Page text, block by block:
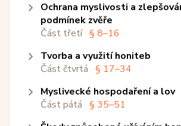
§ 3- Zásady chovu
§ 4- Omezení směřující k
§ 5 - Zákazy stanovené k
§ 6- Chovatelské přehlídky
§ 7- Chov zvěře v zajetí
ochrana myslivosti a zlepšování životních
podmínek zvěře
Část třetí § 8–16
ochrana myslivosti
Hlava i
§ 8–11
§ 8- Základní povinnosti
myslivecká stráž
Hlava ii
§ 12–16
tvorba a využití honiteb
Část čtvrtá § 17–34
navrhování honiteb
Hlava i
§ 17–18
myslivecké hospodaření a lov
Část pátá § 35–51